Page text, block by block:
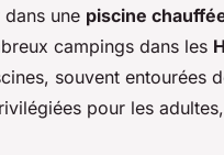
une piscine
campings dans les
souvent entourées
pour les